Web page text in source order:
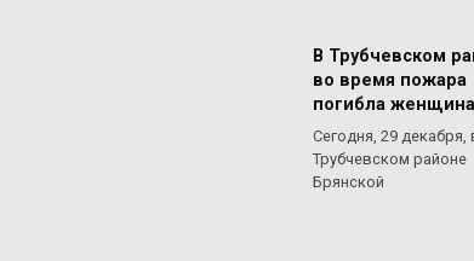
В Трубчевском
во время пожара
погибла женщина
Сегодня, 29 декабря,
Трубчевском районе
Брянской